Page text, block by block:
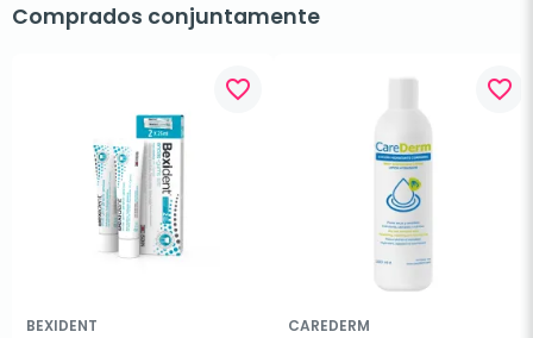
Comprados conjuntamente
favorite_border
BEXIDENT
favorite_border
CAREDERM